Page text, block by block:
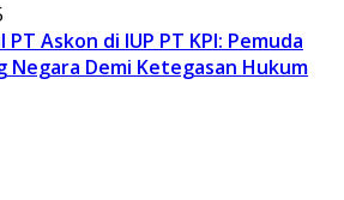
Askon di IUP PT KPI: Pemuda
Negara Demi Ketegasan Hukum